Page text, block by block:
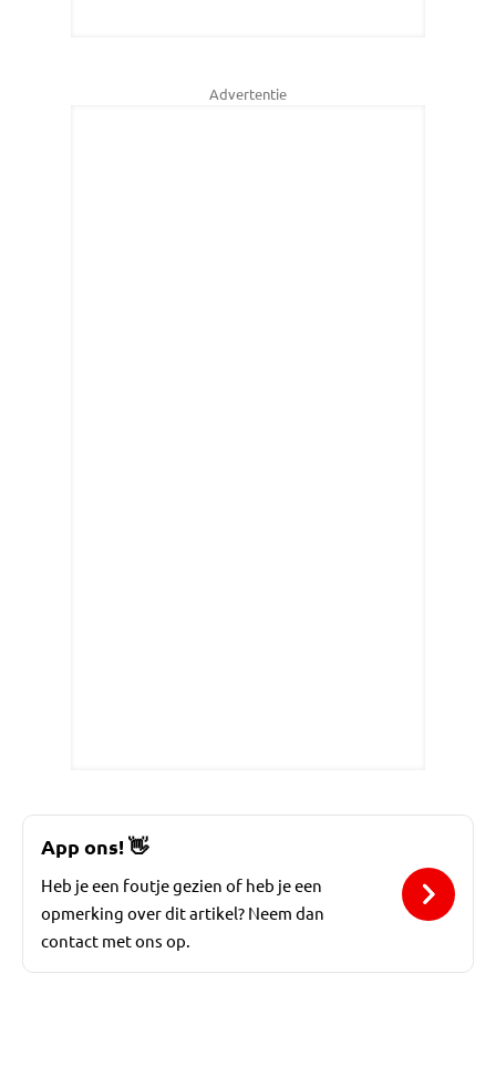
Advertentie
App ons!👋
Heb je een foutje gezien of heb je een
opmerking over dit artikel? Neem dan
contact met ons op.